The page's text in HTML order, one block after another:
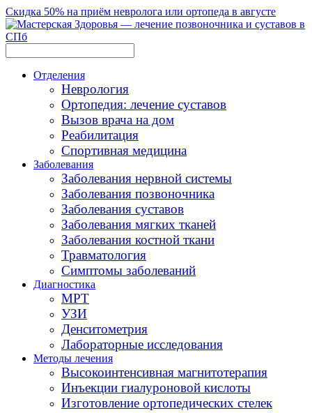
Скидка 50% на приём невролога или ортопеда в августе
Отделения
Неврология
Ортопедия: лечение суставов
Вызов врача на дом
Реабилитация
Спортивная медицина
Заболевания
Заболевания нервной системы
Заболевания позвоночника
Заболевания суставов
Заболевания мягких тканей
Заболевания костной ткани
Травматология
Симптомы заболеваний
Диагностика
МРТ
УЗИ
Денситометрия
Лабораторные исследования
Методы лечения
Высокоинтенсивная магнитотерапия
Инъекции гиалуроновой кислоты
Изготовление ортопедических стелек